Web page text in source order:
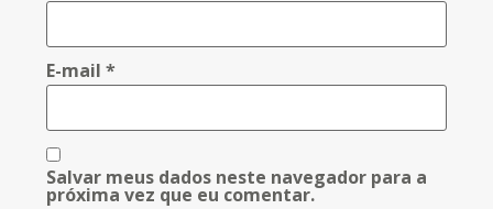
E-mail*
Salvar meus dados neste navegador para a
próxima vez que eu comentar.